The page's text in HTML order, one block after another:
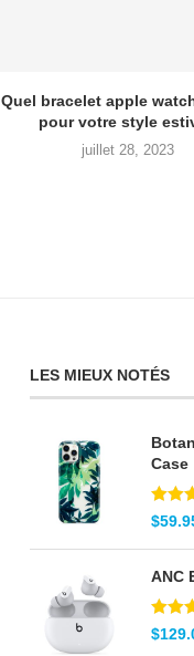
Quel bracelet apple
pour votre style
juillet 28, 2023
LES MIEUX NOTÉS
Case
Note
sur 5
$
ANC
Note
sur 5
$